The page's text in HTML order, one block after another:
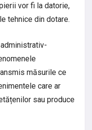
vor fi la datorie,
tehnice din dotare.
măsurile ce
care ar
sau produce